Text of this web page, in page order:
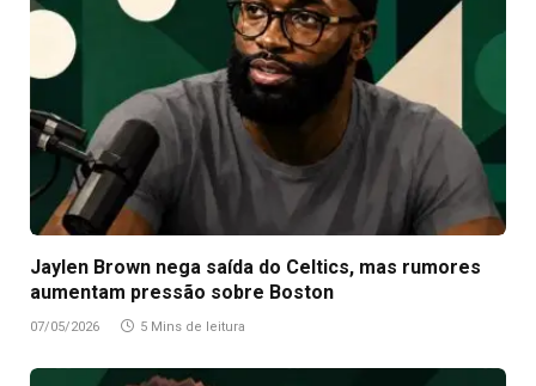
Jaylen Brown nega saída do Celtics, mas rumores
aumentam pressão sobre Boston
07/05/2026 5 Mins de leitura